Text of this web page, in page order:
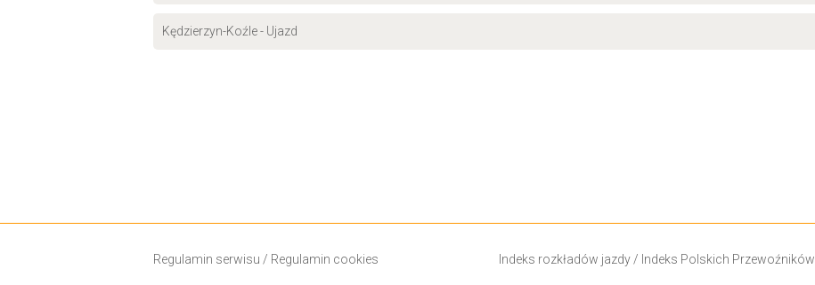
Kędzierzyn-Koźle - Ujazd
Regulamin serwisu / Regulamin cookies Indeks rozkładów jazdy/ Indeks Polskich Przewoźników